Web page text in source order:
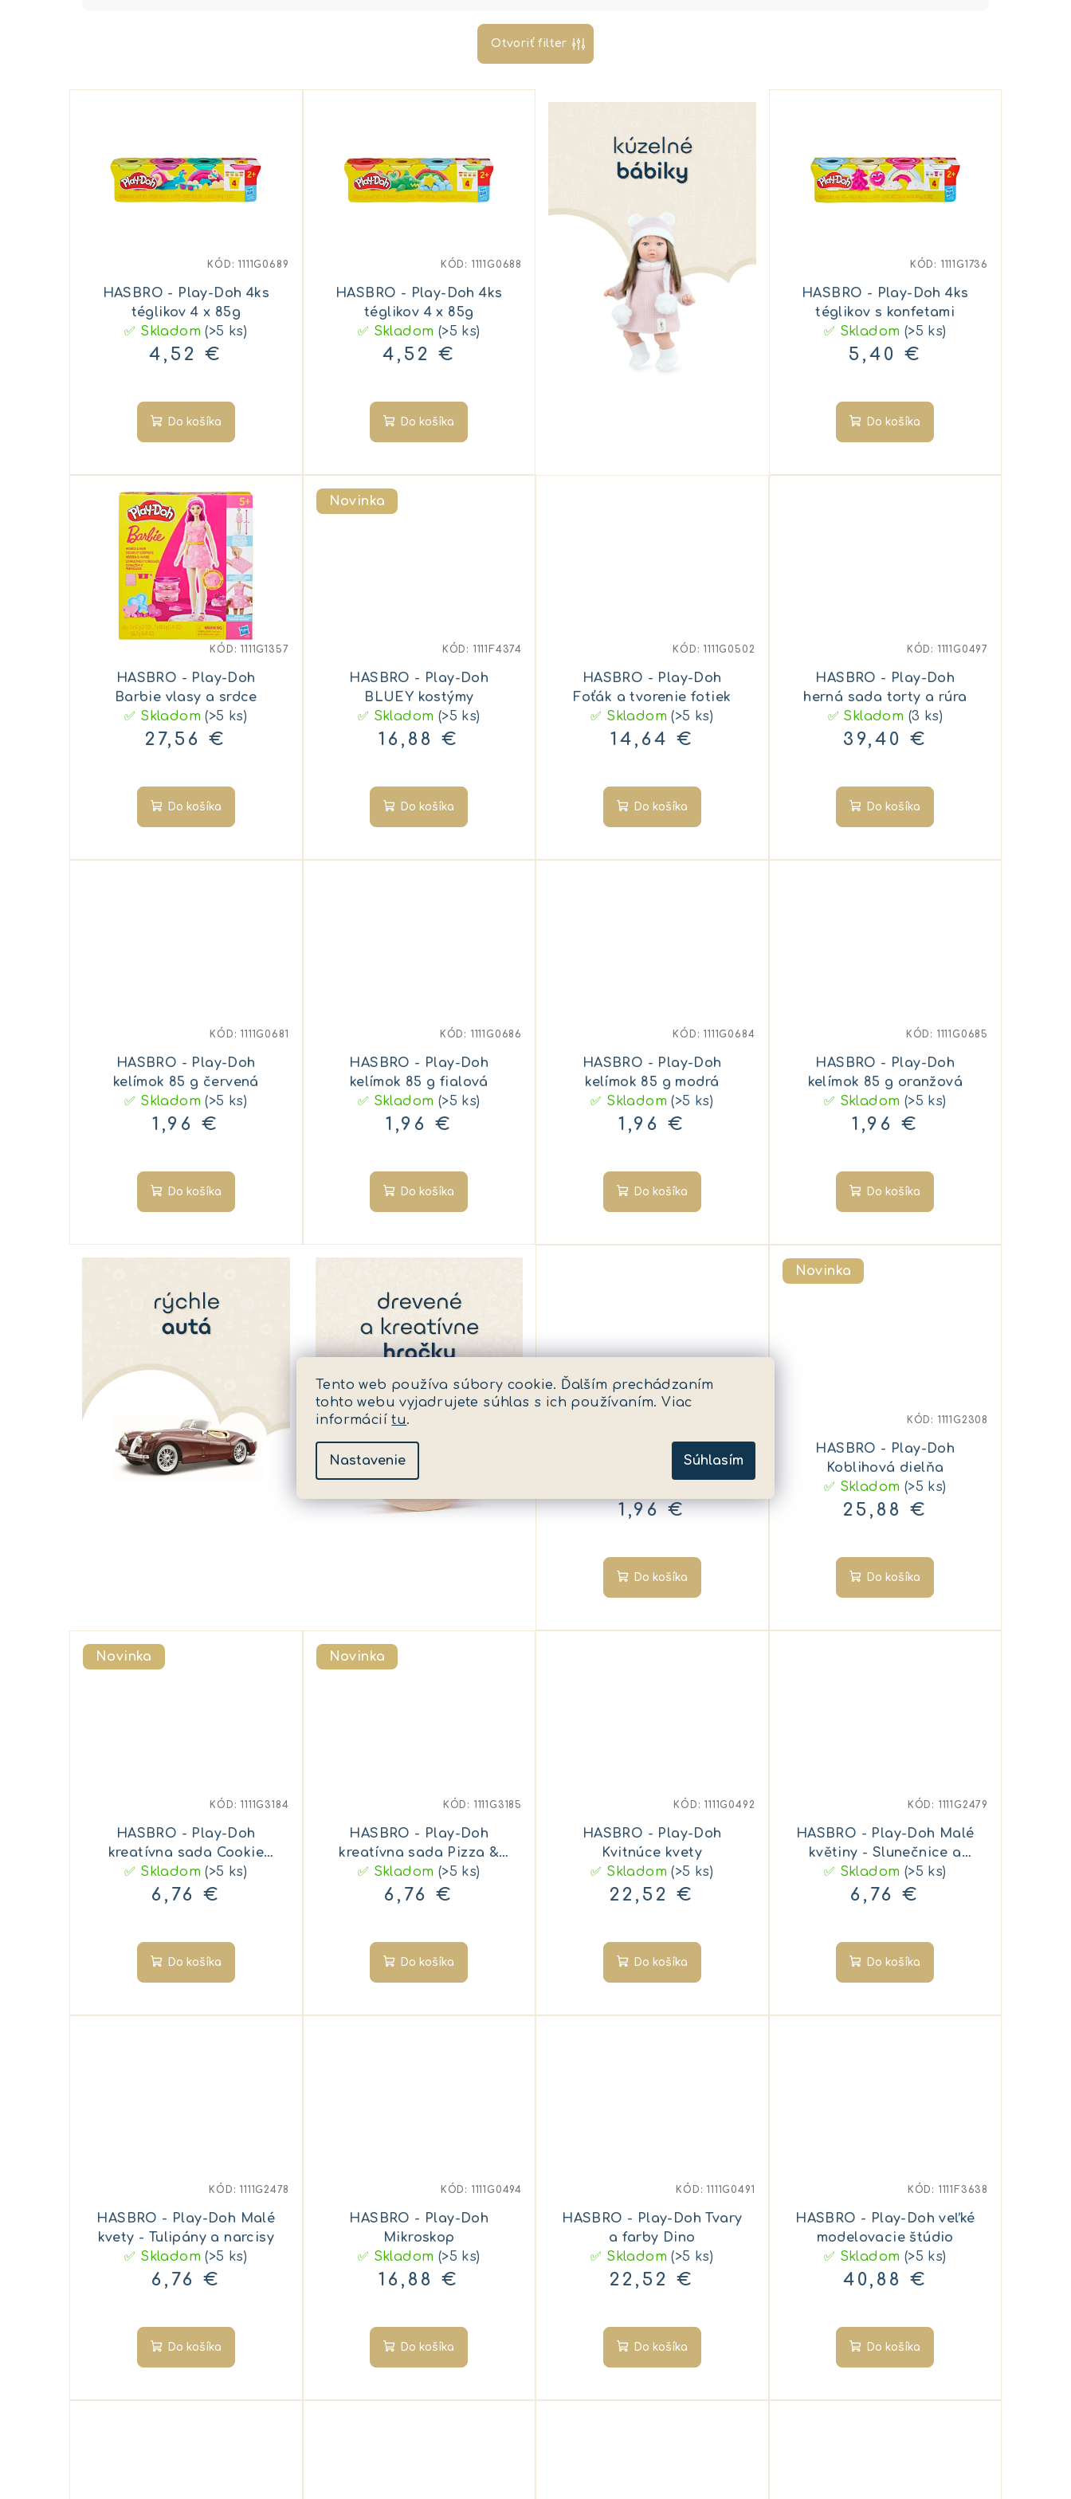
Tento web používa súbory cookie. Ďalším prechádzaním
tohto webu vyjadrujete súhlas s ich používaním. Viac
informáciítu.
Nastavenie Súhlasím
Otvoriť filter
o
HASBRO - Play-Doh 4ks
téglikov 4 x 85g
✅ Skladom(>5 ks)
4,52 €
Do košíka
KÓD:1111G0689
HASBRO - Play-Doh 4ks
téglikov 4 x 85g
✅ Skladom (>5 ks)
4,52 €
Do košíka
KÓD: 1111G0688
HASBRO - Play-Doh 4ks
téglikov s konfetami
✅ Skladom (>5 ks)
5,40 €
Do košíka
KÓD: 1111G1736
HASBRO - Play-Doh
Barbie vlasy a srdce
✅ Skladom(>5 ks)
27,56 €
Do košíka
KÓD:1111G1357
Novinka
HASBRO - Play-Doh
BLUEY kostýmy
✅ Skladom (>5 ks)
16,88 €
Do košíka
KÓD: 1111F4374
HASBRO - Play-Doh
Foťák a tvorenie fotiek
✅ Skladom(>5 ks)
14,64 €
Do košíka
KÓD:1111G0502
HASBRO - Play-Doh
herná sada torty a rúra
✅ Skladom (3 ks)
39,40 €
Do košíka
KÓD: 1111G0497
HASBRO - Play-Doh
kelímok 85 g červená
✅ Skladom(>5 ks)
1,96 €
Do košíka
KÓD:1111G0681
HASBRO - Play-Doh
kelímok 85 g fialová
✅ Skladom (>5 ks)
1,96 €
Do košíka
KÓD: 1111G0686
HASBRO - Play-Doh
kelímok 85 g modrá
✅ Skladom(>5 ks)
1,96 €
Do košíka
KÓD:1111G0684
HASBRO - Play-Doh
kelímok 85 g oranžová
✅ Skladom (>5 ks)
1,96 €
Do košíka
KÓD: 1111G0685
HASBRO - Play-Doh
kelímok 85 g zelená
1,96 €
Do košíka
Novinka
HASBRO - Play-Doh
Koblihová dielňa
✅ Skladom (>5 ks)
25,88 €
Do košíka
KÓD: 1111G2308
Novinka
HASBRO - Play-Doh
kreatívna sada Cookie
Combo
✅ Skladom(>5 ks)
6,76 €
Do košíka
KÓD:1111G3184
Novinka
HASBRO - Play-Doh
kreatívna sada Pizza &
Milkshake
✅ Skladom (>5 ks)
6,76 €
Do košíka
KÓD: 1111G3185
HASBRO - Play-Doh
Kvitnúce kvety
✅ Skladom(>5 ks)
22,52 €
Do košíka
KÓD:1111G0492
HASBRO - Play-Doh Malé
květiny - Slunečnice a
sedmikrásky
✅ Skladom (>5 ks)
6,76 €
Do košíka
KÓD: 1111G2479
HASBRO - Play-Doh Malé
kvety - Tulipány a narcisy
✅ Skladom(>5 ks)
6,76 €
Do košíka
KÓD:1111G2478
HASBRO - Play-Doh
Mikroskop
✅ Skladom (>5 ks)
16,88 €
Do košíka
KÓD: 1111G0494
HASBRO - Play-Doh Tvary
a farby Dino
✅ Skladom(>5 ks)
22,52 €
Do košíka
KÓD:1111G0491
HASBRO - Play-Doh veľké
modelovacie štúdio
✅ Skladom (>5 ks)
40,88 €
Do košíka
KÓD: 1111F3638